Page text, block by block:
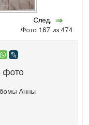
След.
Фото 167 из 474
фото
Анны